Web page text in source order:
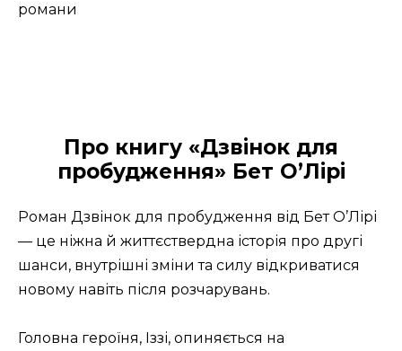
романи
Про книгу «Дзвінок для
пробудження» Бет О’Лірі
Роман Дзвінок для пробудження від Бет О’Лірі
— це ніжна й життєствердна історія про другі
шанси, внутрішні зміни та силу відкриватися
новому навіть після розчарувань.
Головна героїня, Іззі, опиняється на